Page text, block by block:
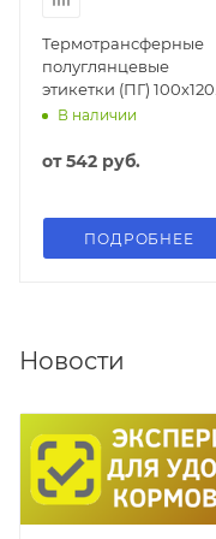
Термотрансферные
полуглянцевые
этикетки (ПГ) 100х120
ммВ наличии
от542 руб.
ПОДРОБНЕЕ
Новости